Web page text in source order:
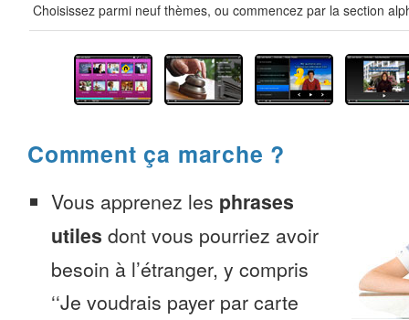
Choisissez parmi neuf thèmes, ou commencez par la section
Comment ça marche ?
Vous apprenez les phrases
utiles dont vous pourriez avoir
besoin à l’étranger, y compris
‘‘Je voudrais payer par carte